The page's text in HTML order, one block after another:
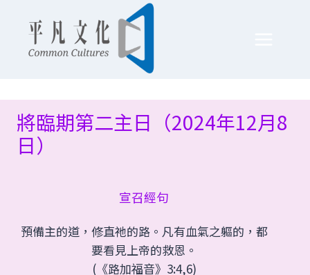
content
將臨期第二主日（2024年12月8
日）
宣召經句
預備主的道，修直祂的路。凡有血氣之軀的，都
要看見上帝的救恩。
(《路加福音》3:4,6)